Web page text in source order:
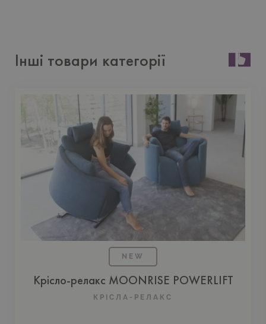
Інші товари категорії
NEW
Крісло-релакс MOONRISE POWERLIFT
КРІСЛА-РЕЛАКС